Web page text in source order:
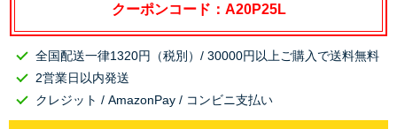
クーポンコード：A20P25L
全国配送一律1320円（税別）/ 30000円以上ご購入で送料無料
2営業日以内発送
クレジット / AmazonPay / コンビニ支払い